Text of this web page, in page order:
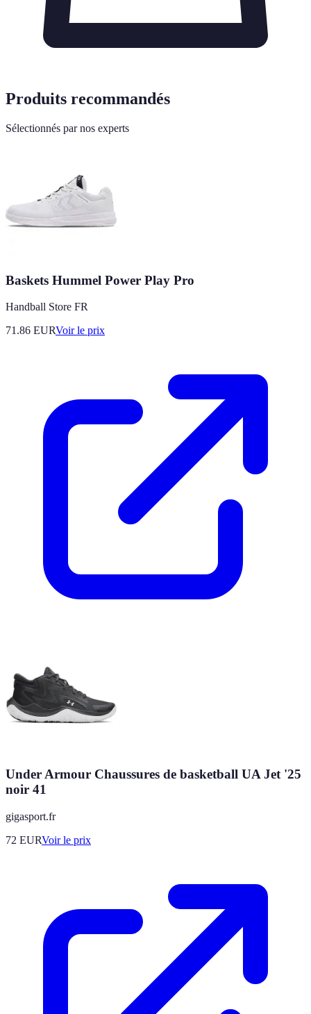
Produits recommandés
Sélectionnés par nos experts
Baskets Hummel Power Play Pro
Handball Store FR
71.86 EURVoir le prix
Under Armour Chaussures de basketball UA Jet '25
noir 41
gigasport.fr
72 EURVoir le prix